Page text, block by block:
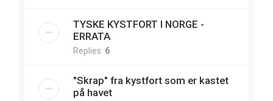
TYSKE KYSTFORT I NORGE -
ERRATA
Replies: 6
"Skrap" fra kystfort som er kastet
på havet